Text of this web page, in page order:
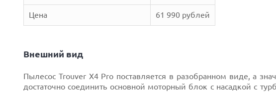
Цена 61 990 рублей
Внешний вид
Пылесос Trouver X4 Pro поставляется в разобранном виде, а
достаточно соединить основной моторный блок с насадкой с